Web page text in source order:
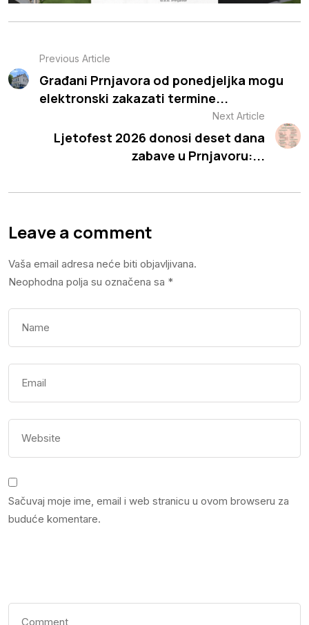
Previous Article
Građani Prnjavora od ponedjeljka mogu
elektronski zakazati termine...
Next Article
Ljetofest 2026 donosi deset dana
zabave u Prnjavoru:...
Leave a comment
Vaša email adresa neće biti objavljivana.
Neophodna polja su označena sa *
Sačuvaj moje ime, email i web stranicu u ovom browseru za
buduće komentare.